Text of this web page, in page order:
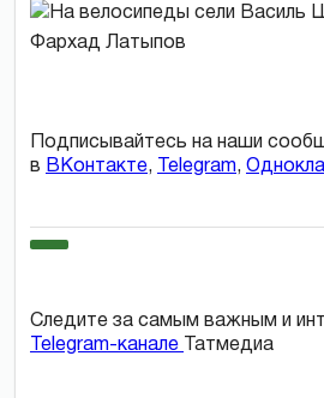
Подписывайтесь на наши
в ВКонтакте, Telegram,
Следите за самым важным и
Telegram-канале
Татмедиа